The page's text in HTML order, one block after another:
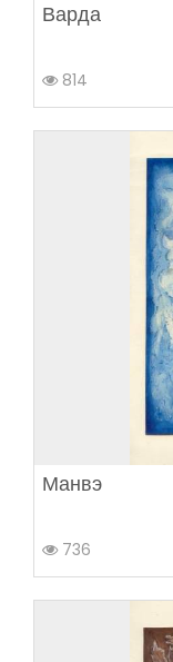
Варда
814
Манвэ
736